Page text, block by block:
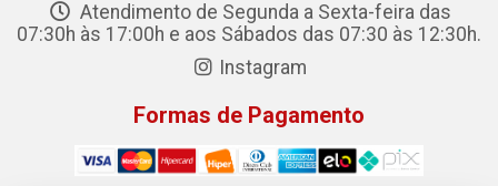
Atendimento de Segunda a Sexta-feira das
07:30h às 17:00h e aos Sábados das 07:30 às 12:30h.
Instagram
Formas de Pagamento